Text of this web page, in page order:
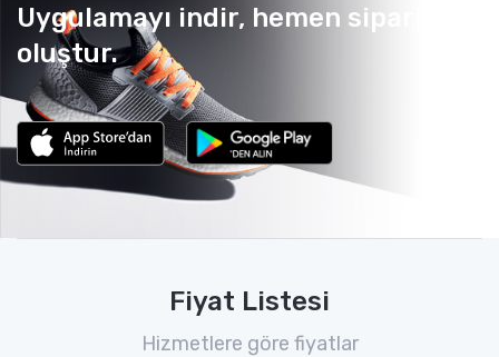
Uygulamayı indir, hemen sipariş
oluştur.
Fiyat Listesi
Hizmetlere göre fiyatlar